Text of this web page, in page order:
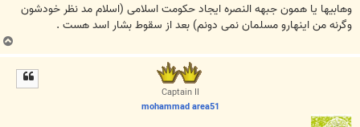
وهابیها یا همون جبهه النصره ایجاد حکومت اسلامی (اسلام مد نظر خودشون
وگرنه من اینهارو مسلمان نمی دونم) بعد از سقوط بشار اسد هست .
ب
ا
Captain II
mohammad area51